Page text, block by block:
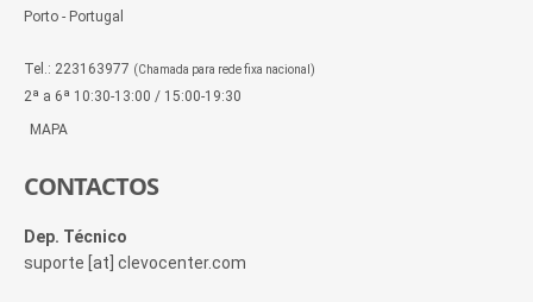
Porto - Portugal
Tel.: 223163977 (Chamada para rede fixa nacional)
2ª a 6ª 10:30-13:00 / 15:00-19:30
MAPA
CONTACTOS
Dep. Técnico
suporte [at] clevocenter.com